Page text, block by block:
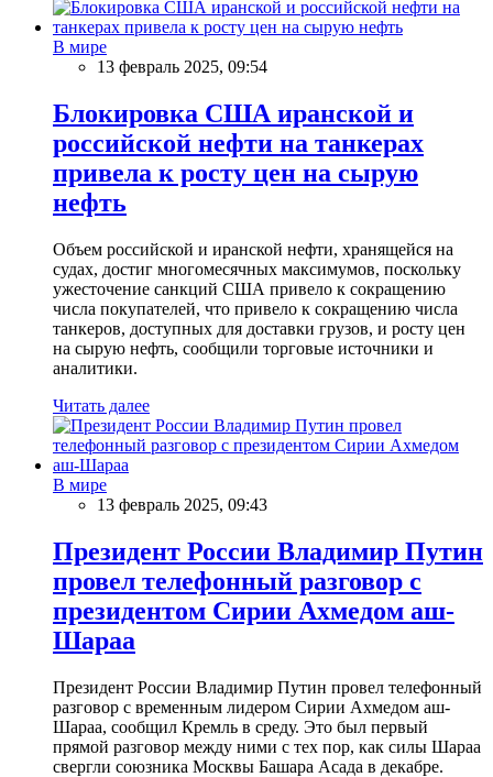
В мире
13 февраль 2025, 09:54
Блокировка США иранской и
российской нефти на танкерах
привела к росту цен на сырую
нефть
Объем российской и иранской нефти, хранящейся на
судах, достиг многомесячных максимумов, поскольку
ужесточение санкций США привело к сокращению
числа покупателей, что привело к сокращению числа
танкеров, доступных для доставки грузов, и росту цен
на сырую нефть, сообщили торговые источники и
аналитики.
Читать далее
В мире
13 февраль 2025, 09:43
Президент России Владимир Путин
провел телефонный разговор с
президентом Сирии Ахмедом аш-
Шараа
Президент России Владимир Путин провел телефонный
разговор с временным лидером Сирии Ахмедом аш-
Шараа, сообщил Кремль в среду. Это был первый
прямой разговор между ними с тех пор, как силы Шараа
свергли союзника Москвы Башара Асада в декабре.